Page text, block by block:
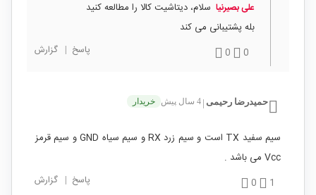
علی بصیرنیا سلام، دیتاشیت کالا را مطالعه کنید
بله پشتیبانی می کند
0
0 پاسخ | گزارش
حمیدرضا رحیمی 4 سال پیش خریدار
سیم سفید TX است و سیم زرد RX و سیم سیاه GND و سیم قرمز
Vcc می باشد .
1
0 پاسخ | گزارش